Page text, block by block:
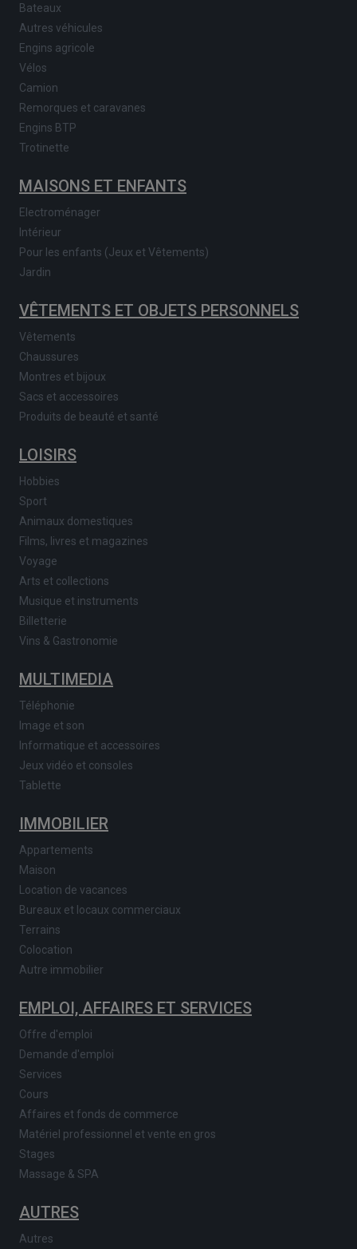
Bateaux
Autres véhicules
Engins agricole
Vélos
Camion
Remorques et caravanes
Engins BTP
Trotinette
MAISONS ET ENFANTS
Electroménager
Intérieur
Pour les enfants (Jeux et Vêtements)
Jardin
VÊTEMENTS ET OBJETS PERSONNELS
Vêtements
Chaussures
Montres et bijoux
Sacs et accessoires
Produits de beauté et santé
LOISIRS
Hobbies
Sport
Animaux domestiques
Films, livres et magazines
Voyage
Arts et collections
Musique et instruments
Billetterie
Vins & Gastronomie
MULTIMEDIA
Téléphonie
Image et son
Informatique et accessoires
Jeux vidéo et consoles
Tablette
IMMOBILIER
Appartements
Maison
Location de vacances
Bureaux et locaux commerciaux
Terrains
Colocation
Autre immobilier
EMPLOI, AFFAIRES ET SERVICES
Offre d'emploi
Demande d'emploi
Services
Cours
Affaires et fonds de commerce
Matériel professionnel et vente en gros
Stages
Massage & SPA
AUTRES
Autres